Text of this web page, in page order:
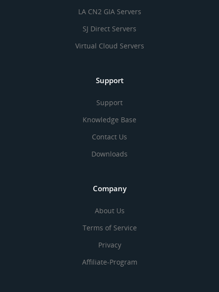
LA CN2 GIA Servers
SJ Direct Servers
Virtual Cloud Servers
Support
Support
Knowledge Base
Contact Us
Downloads
Company
About Us
Terms of Service
Privacy
Affiliate-Program